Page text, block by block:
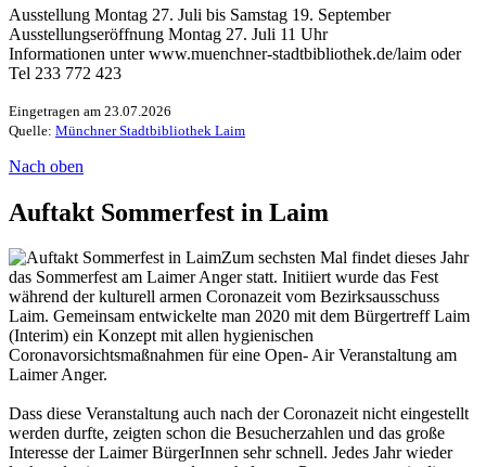
Ausstellung Montag 27. Juli bis Samstag 19. September
Ausstellungseröffnung Montag 27. Juli 11 Uhr
Informationen unter www.muenchner-stadtbibliothek.de/laim oder
Tel 233 772 423
Eingetragen am 23.07.2026
Quelle: Münchner Stadtbibliothek Laim
Nach oben
Auftakt Sommerfest in Laim
Zum sechsten Mal findet dieses Jahr
das Sommerfest am Laimer Anger statt. Initiiert wurde das Fest
während der kulturell armen Coronazeit vom Bezirksausschuss
Laim. Gemeinsam entwickelte man 2020 mit dem Bürgertreff Laim
(Interim) ein Konzept mit allen hygienischen
Coronavorsichtsmaßnahmen für eine Open- Air Veranstaltung am
Laimer Anger.
Dass diese Veranstaltung auch nach der Coronazeit nicht eingestellt
werden durfte, zeigten schon die Besucherzahlen und das große
Interesse der Laimer BürgerInnen sehr schnell. Jedes Jahr wieder